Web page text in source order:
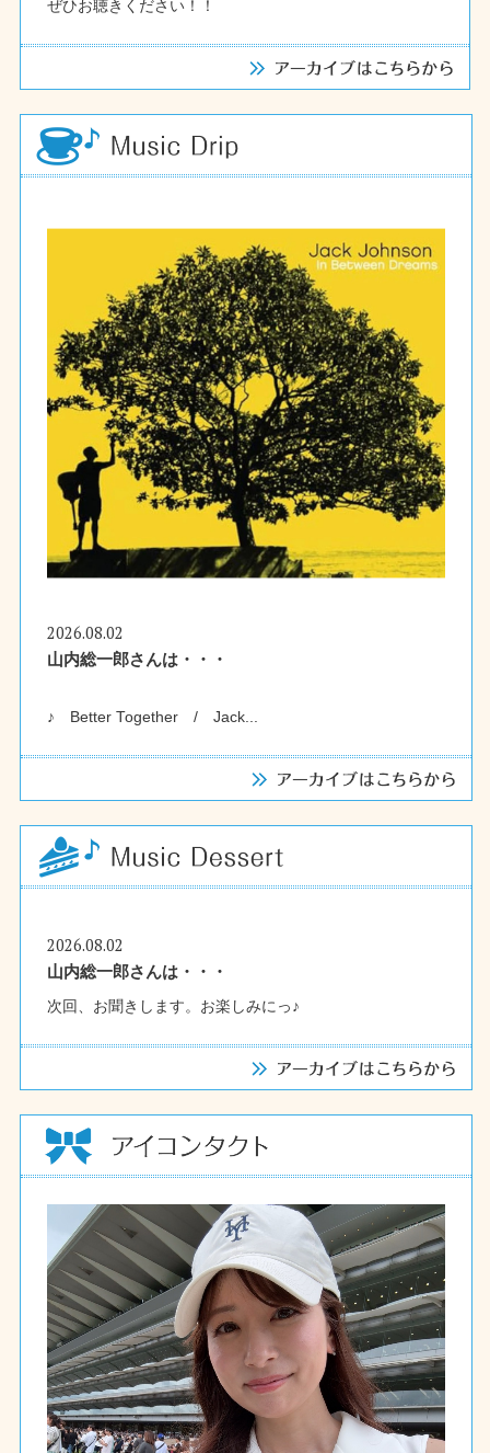
ぜひお聴きください！！
2026.08.02
山内総一郎さんは・・・
♪ Better Together / Jack...
2026.08.02
山内総一郎さんは・・・
次回、お聞きします。お楽しみにっ♪